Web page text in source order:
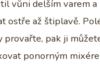
vůni delším varem a
ostře až štiplavě.
provařte, pak ji
ponorným